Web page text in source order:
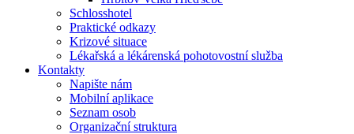
Schlosshotel
Praktické odkazy
Krizové situace
Lékařská a lékárenská pohotovostní služba
Kontakty
Napište nám
Mobilní aplikace
Seznam osob
Organizační struktura